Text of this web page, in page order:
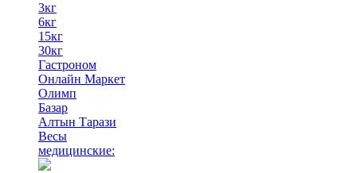
3кг
6кг
15кг
30кг
Гастроном
Онлайн Маркет
Олимп
Базар
Алтын Тарази
Весы
медицинские: